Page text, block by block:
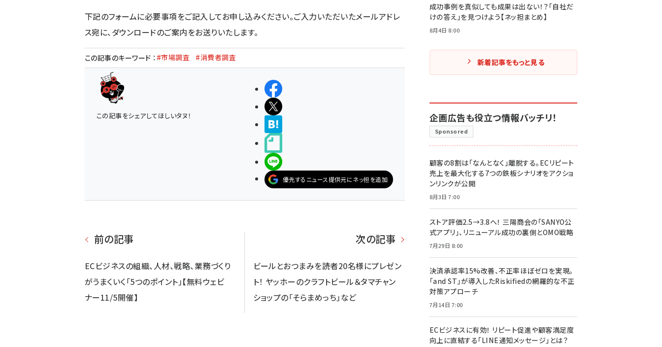
下記のフォームに必要事項をご記入してお申し込みください。ご入力いただいたメールアドレ
ス宛に、ダウンロードのご案内をお送りいたします。
この記事のキーワード ： #市場調査 #消費者調査
この記事をシェアしてほしいタヌ！
優先するニュース提供元にネッ担を追加
前の記事
ECビジネスの組織、人材、戦略、業務づくり
がうまくいく「5つのポイント」【無料ウェビ
ナー11/5開催】
次の記事
ビールとおつまみを読者20名様にプレゼン
ト！ ヤッホーのクラフトビール＆タマチャン
ショップの「そらまめっち」など
成功事例を真似しても成果は出ない！？「自社だ
けの答え」を見つけよう【ネッ担まとめ】
8月4日 8:00
新着記事をもっと見る
企画広告も役立つ情報バッチリ！
Sponsored
顧客の8割は「なんとなく」離脱する。ECリピート
売上を最大化する7つの鉄板シナリオをアクショ
ンリンクが公開
8月3日 7:00
ストア評価2.5→3.8へ！ 三陽商会の「SANYO公
式アプリ」、リニューアル成功の裏側とOMO戦略
7月29日 8:00
決済承認率15%改善、不正率ほぼゼロを実現。
「and ST」が導入したRiskifiedの網羅的な不正
対策アプローチ
7月14日 7:00
ECビジネスに有効！ リピート促進や顧客満足度
向上に直結する「LINE通知メッセージ」とは？